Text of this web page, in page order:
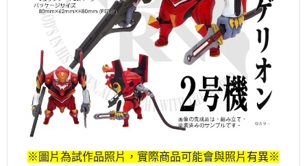
※圖片為試作品照片，實際商品可能會與照片有異※